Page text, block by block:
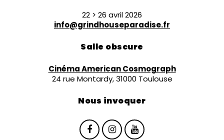
22 > 26 avril 2026
info@grindhouseparadise.fr
Salle obscure
Cinéma American Cosmograph
24 rue Montardy, 31000 Toulouse
Nous invoquer